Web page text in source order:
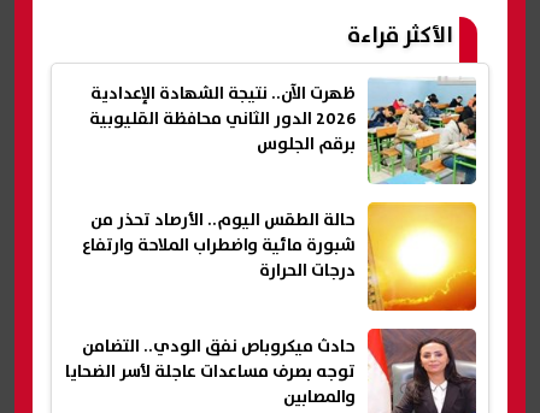
الأكثر قراءة
ظهرت الآن.. نتيجة الشهادة الإعدادية
2026 الدور الثاني محافظة القليوبية
برقم الجلوس
حالة الطقس اليوم.. الأرصاد تحذر من
شبورة مائية واضطراب الملاحة وارتفاع
درجات الحرارة
حادث ميكروباص نفق الودي.. التضامن
توجه بصرف مساعدات عاجلة لأسر الضحايا
والمصابين